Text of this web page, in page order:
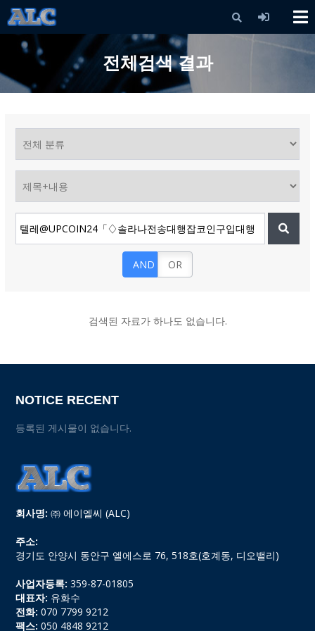
전체검색 결과
AND OR
검색된 자료가 하나도 없습니다.
회사명: ㈜ 에이엘씨 (ALC)
주소:
경기도 안양시 동안구 엘에스로 76, 518호(호계동, 디오밸리)
사업자등록: 359-87-01805
대표자: 유화수
전화: 070 7799 9212
팩스: 050 4848 9212
NOTICE RECENT
등록된 게시물이 없습니다.